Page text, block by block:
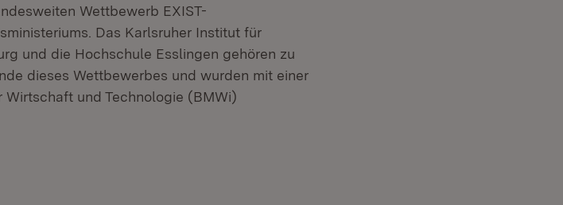
Wettbewerb EXIST-
Das Karlsruher Institut für
und die Hochschule Esslingen gehören zu
dieses Wettbewerbes und wurden mit einer
und Technologie (BMWi)